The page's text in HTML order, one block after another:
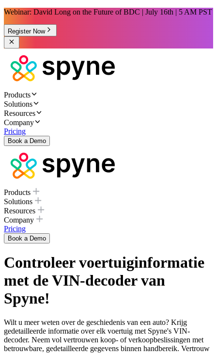
Webinar: David Long on the Future of BDC | July 16th | 5 AM PST
Register Now
Products
Solutions
Resources
Company
Pricing
Book a Demo
Products
Solutions
Resources
Company
Pricing
Book a Demo
Controleer voertuiginformatie
met de VIN-decoder van
Spyne!
Wilt u meer weten over de geschiedenis van een auto? Krijg
gedetailleerde informatie over elk voertuig met Spyne's VIN-
decoder. Neem vol vertrouwen koop- of verkoopbeslissingen met
betrouwbare, gedetailleerde gegevens binnen handbereik. Vertrouw